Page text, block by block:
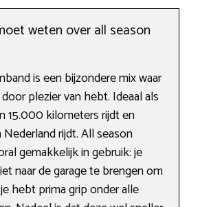
weten over all season
is een bijzondere mix waar
plezier van hebt. Ideaal als
15.000 kilometers rijdt en
rijdt. All season
gemakkelijk in gebruik: je
naar de garage te brengen om
hebt prima grip onder alle